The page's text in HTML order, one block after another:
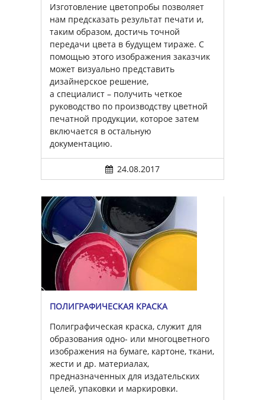
Изготовление цветопробы позволяет
нам предсказать результат печати и,
таким образом, достичь точной
передачи цвета в будущем тираже. С
помощью этого изображения заказчик
может визуально представить
дизайнерское решение,
а специалист – получить четкое
руководство по производству цветной
печатной продукции, которое затем
включается в остальную
документацию.
24.08.2017
ПОЛИГРАФИЧЕСКАЯ КРАСКА
Полиграфическая краска, служит для
образования одно- или многоцветного
изображения на бумаге, картоне, ткани,
жести и др. материалах,
предназначенных для издательских
целей, упаковки и маркировки.